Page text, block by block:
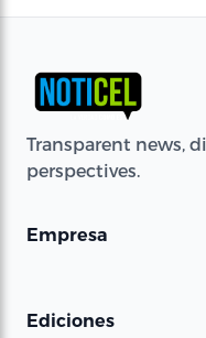
Transparent news,
perspectives.
Empresa
Ediciones